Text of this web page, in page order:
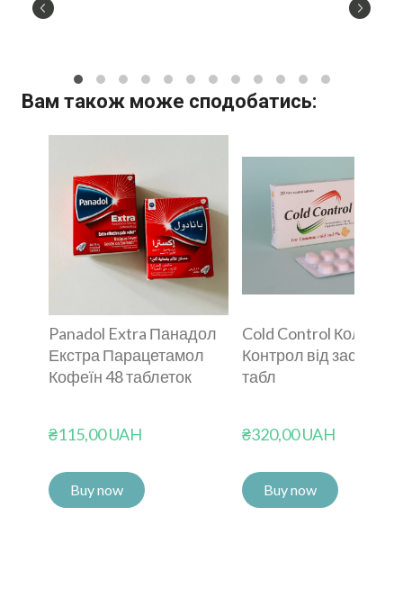
Вам також може сподобатись:
Panadol Extra Панадол
Екстра Парацетамол
Кофеїн 48 таблеток
₴115,00 UAH
Buy now
Cold Control Колд
Контрол від застуди
табл
₴320,00 UAH
Buy now